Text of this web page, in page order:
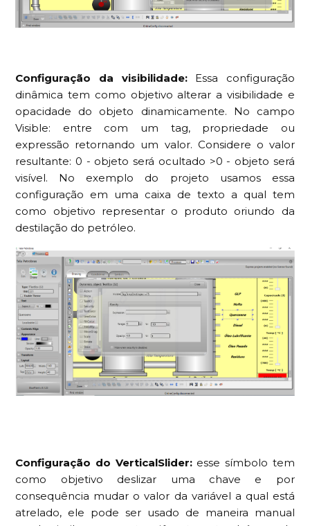
Configuração da visibilidade:Essa configuração
dinâmica tem como objetivo alterar a visibilidade e
opacidade do objeto dinamicamente. No campo
Visible: entre com um tag, propriedade ou
expressão retornando um valor. Considere o valor
resultante: 0 - objeto será ocultado >0 - objeto será
visível. No exemplo do projeto usamos essa
configuração em uma caixa de texto a qual tem
como objetivo representar o produto oriundo da
destilação do petróleo.
Configuração do VerticalSlider:esse símbolo tem
como objetivo deslizar uma chave e por
consequência mudar o valor da variável a qual está
atrelado, ele pode ser usado de maneira manual